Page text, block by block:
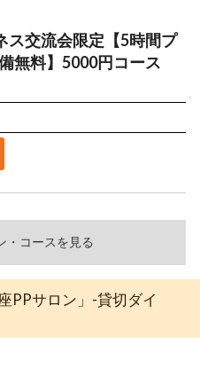
ス交流会限定【5時間プ
無料】5000円コース
・コースを見る
PPサロン」-貸切ダイ